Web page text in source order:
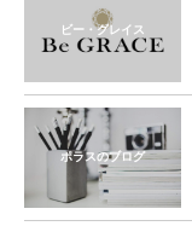
ビー・グレイス
ポラスのブログ